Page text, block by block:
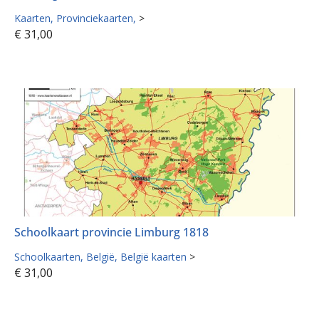
Kaarten Provinciekaarten >
€ 31,00
Schoolkaart provincie Limburg 1818
Schoolkaarten België België kaarten >
€ 31,00